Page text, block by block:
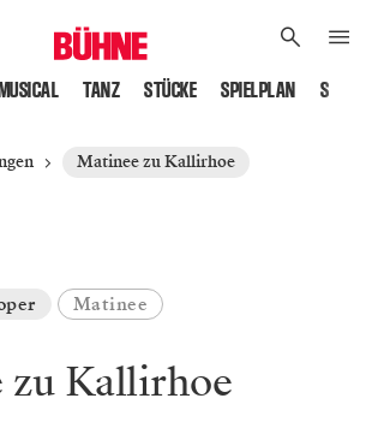
MUSICAL TANZ STÜCKE SPIELPLAN
Matinee zu Kallirhoe
Matinee
zu Kallirhoe